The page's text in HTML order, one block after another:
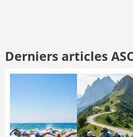
Derniers articles